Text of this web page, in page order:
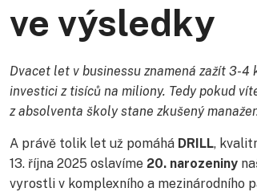
ve výsledky
Dvacet let v businessu znamená zažít 3-
investici z tisíců na miliony. Tedy pokud
z absolventa školy stane zkušený
A právě tolik let už pomáhá DRILL,
13. října 2025 oslavíme 20. narozeniny
vyrostli v komplexního a mezinárodního